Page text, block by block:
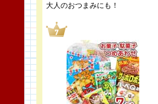
大人のおつまみにも！